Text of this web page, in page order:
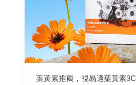
葉黃素推薦，視易適葉黃素